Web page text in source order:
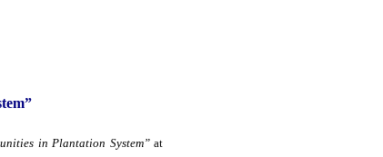
in Plantation System”at